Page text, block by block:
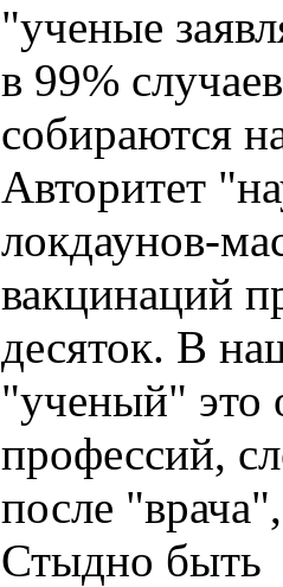
"ученые
в 99%
собираются
Авторитет
локдаунов-
вакцинаций
десяток. В
"ученый" это
профессий,
после
Стыдно быть